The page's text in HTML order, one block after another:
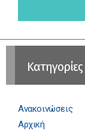
Kατηγορίες
Ανακοινώσεις
Αρχική